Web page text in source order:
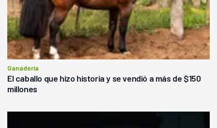
Ganadería
El caballo que hizo historia y se vendió a más de $150
millones